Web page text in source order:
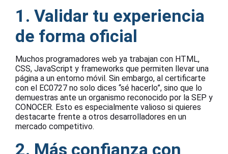
1. Validar tu experiencia
de forma oficial
Muchos programadores web ya trabajan con HTML,
CSS, JavaScript y frameworks que permiten llevar una
página a un entorno móvil. Sin embargo, al certificarte
con el EC0727 no solo dices “sé hacerlo”, sino que lo
demuestras ante un organismo reconocido por la SEP y
CONOCER. Esto es especialmente valioso si quieres
destacarte frente a otros desarrolladores en un
mercado competitivo.
2. Más confianza con